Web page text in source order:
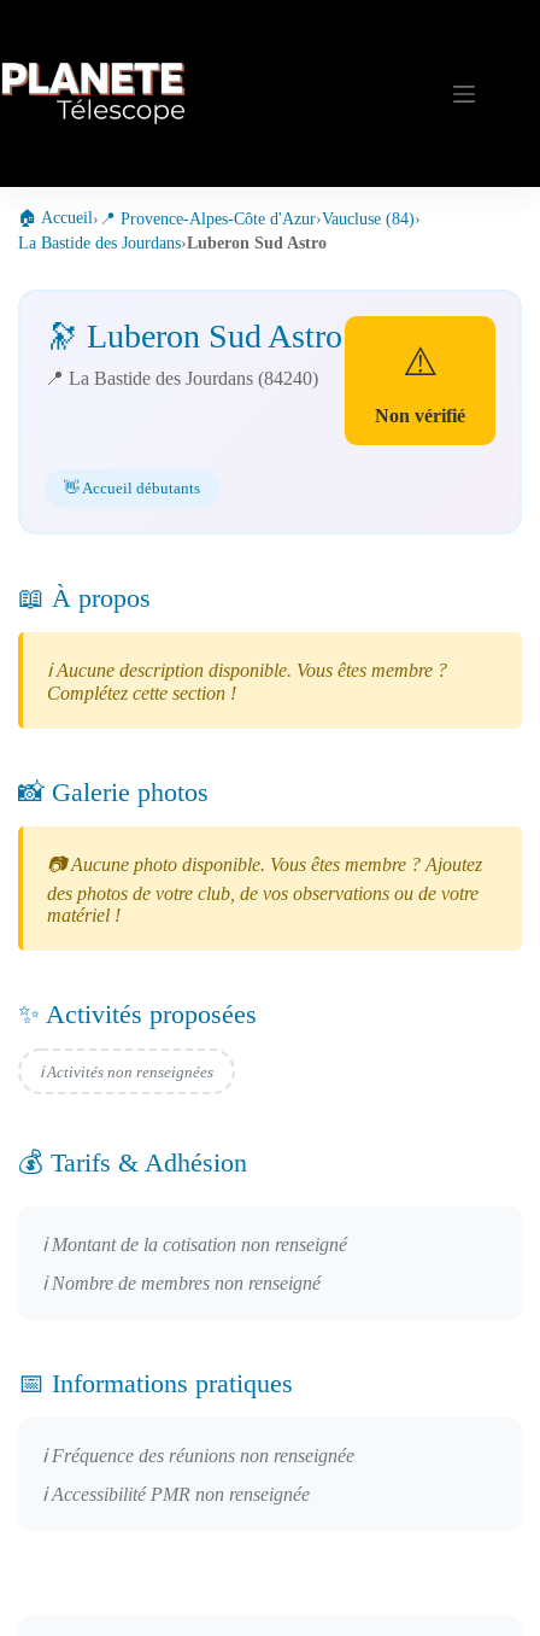
🏠 Accueil› 📍 Provence-Alpes-Côte d'Azur›Vaucluse (84)›
La Bastide des Jourdans›Luberon Sud Astro
🔭 Luberon Sud Astro
📍 La Bastide des Jourdans (84240) ⚠️
Non vérifié
👋 Accueil débutants
📖 À propos
ℹ️ Aucune description disponible. Vous êtes membre ?
Complétez cette section !
📸 Galerie photos
📷 Aucune photo disponible. Vous êtes membre ? Ajoutez
des photos de votre club, de vos observations ou de votre
matériel !
✨ Activités proposées
ℹ️ Activités non renseignées
💰 Tarifs & Adhésion
ℹ️ Montant de la cotisation non renseigné
ℹ️ Nombre de membres non renseigné
📅 Informations pratiques
ℹ️ Fréquence des réunions non renseignée
ℹ️ Accessibilité PMR non renseignée